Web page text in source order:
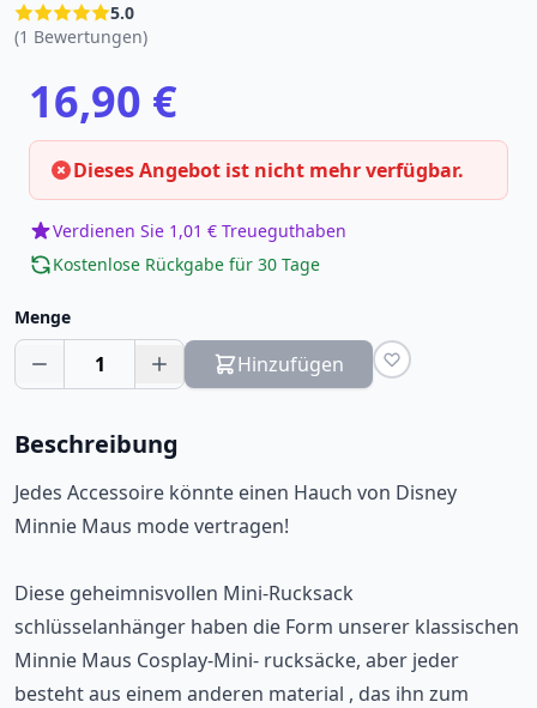
5.0
(1 Bewertungen)
16,90 €
Dieses Angebot ist nicht mehr verfügbar.
Verdienen Sie 1,01 € Treueguthaben
Kostenlose Rückgabe für 30 Tage
Menge
1 Hinzufügen
Beschreibung
Jedes Accessoire könnte einen Hauch von Disney
Minnie Maus mode vertragen!
Diese geheimnisvollen Mini-Rucksack
schlüsselanhänger haben die Form unserer klassischen
Minnie Maus Cosplay-Mini- rucksäcke, aber jeder
besteht aus einem anderen material , das ihn zum